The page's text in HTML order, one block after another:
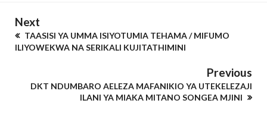
Next
TAASISI YA UMMA ISIYOTUMIA TEHAMA / MIFUMO
ILIYOWEKWA NA SERIKALI KUJITATHIMINI
Previous
DKT NDUMBARO AELEZA MAFANIKIO YA UTEKELEZAJI
ILANI YA MIAKA MITANO SONGEA MJINI